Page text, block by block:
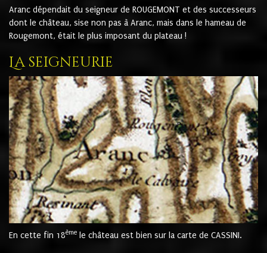
Aranc dépendait du seigneur de ROUGEMONT et des successeurs
dont le château, sise non pas à Aranc, mais dans le hameau de
Rougemont, était le plus imposant du plateau !
La seigneurie
En cette fin 18ème le château est bien sur la carte de CASSINI.